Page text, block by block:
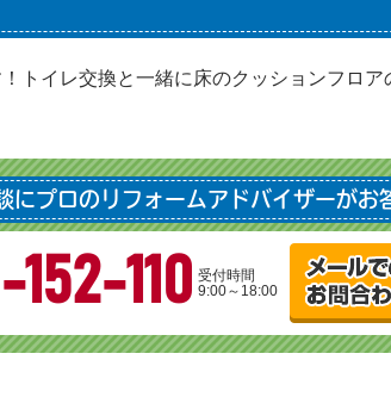
トイレ交換と一緒に床のクッションフロ
にプロのリフォームアドバイザーがお
110 受付時間
9:00～18:00